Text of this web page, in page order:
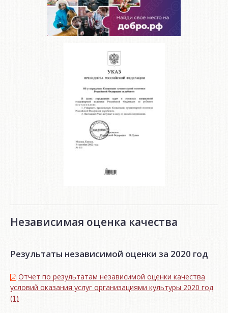
Независимая оценка качества
Результаты независимой оценки за 2020 год
Отчет по результатам независимой оценки качества
условий оказания услуг организациями культуры 2020 год
(1)